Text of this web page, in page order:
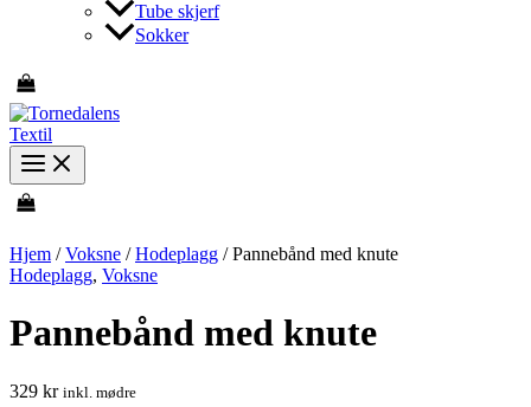
Tube skjerf
Sokker
Hjem /Voksne /Hodeplagg / Pannebånd med knute
Hodeplagg, Voksne
Pannebånd med knute
329 kr inkl. mødre